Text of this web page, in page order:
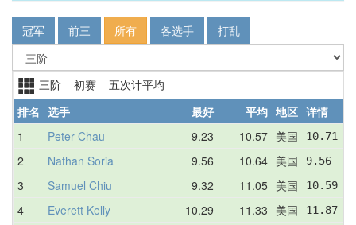
冠军 前三 所有 各选手 打乱
三阶 初赛 五次计平均
排名 选手 最好 平均 地区 详情
1
Peter Chau 9.23 10.57 美国 10.71
2 Nathan Soria 9.56 10.64 美国 9.56
3 Samuel Chiu 9.32 11.05 美国 10.59
4 Everett Kelly 10.29 11.33 美国 11.87